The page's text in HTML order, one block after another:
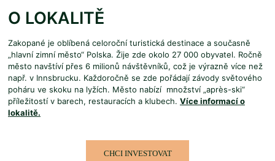
O LOKALITĚ
Zakopané je oblíbená celoroční turistická destinace a současně
„hlavní zimní město“ Polska. Žije zde okolo 27 000 obyvatel. Ročně
město navštíví přes 6 milionů návštěvníků, což je výrazně více než
např. v Innsbrucku. Každoročně se zde pořádají závody světového
poháru ve skoku na lyžích. Město nabízí množství „après-ski“
příležitostí v barech, restauracích a klubech. Více informací o
lokalitě.
CHCI INVESTOVAT